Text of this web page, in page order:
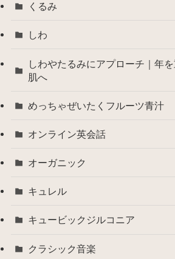
くるみ
しわ
しわやたるみにアプローチ｜年
肌へ
めっちゃぜいたくフルーツ青汁
オンライン英会話
オーガニック
キュレル
キュービックジルコニア
クラシック音楽